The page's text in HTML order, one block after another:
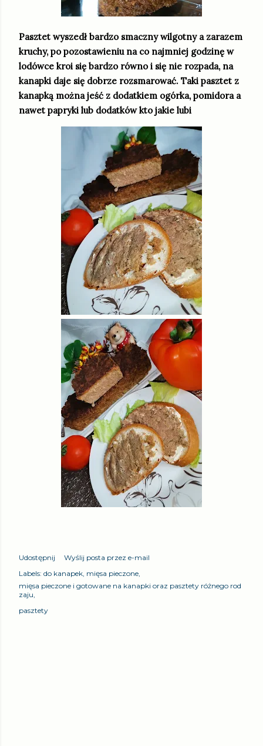
Pasztet wyszedł bardzo smaczny wilgotny a zarazem
kruchy, po pozostawieniu na co najmniej godzinę w
lodówce kroi się bardzo równo i się nie rozpada, na
kanapki daje się dobrze rozsmarować. Taki pasztet z
kanapką można jeść z dodatkiem ogórka, pomidora a
nawet papryki lub dodatków kto jakie lubi
Udostępnij
Wyślij posta przez e-mail
Labels: do kanapek mięsa pieczone
mięsa pieczone i gotowane na kanapki oraz pasztety różnego rod
zaju
pasztety